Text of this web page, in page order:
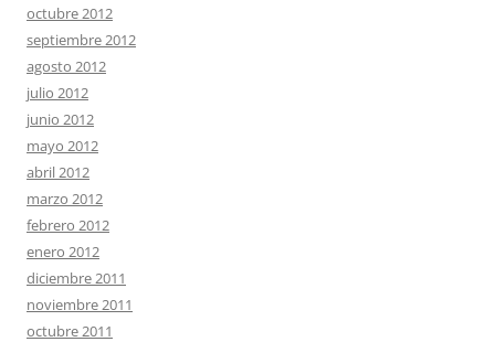
octubre 2012
septiembre 2012
agosto 2012
julio 2012
junio 2012
mayo 2012
abril 2012
marzo 2012
febrero 2012
enero 2012
diciembre 2011
noviembre 2011
octubre 2011